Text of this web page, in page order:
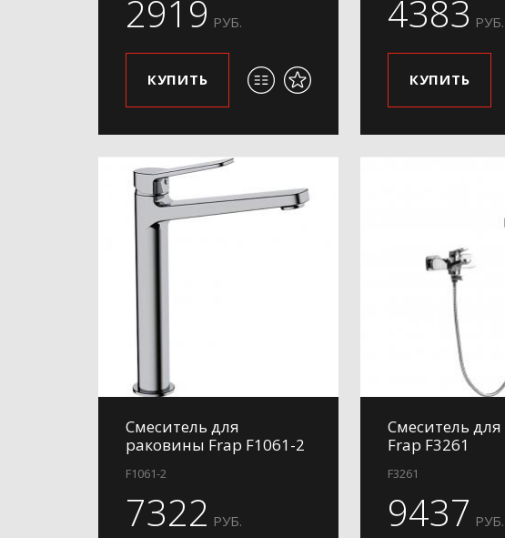
2919 РУБ.
КУПИТЬ
4383 РУБ.
КУПИТЬ
Смеситель для
раковины Frap F1061-2
F1061-2
7322 РУБ.
Смеситель
Frap F3261
F3261
9437 РУБ.